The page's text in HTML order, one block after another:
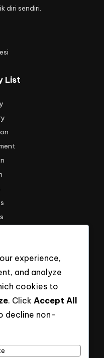
diri sendiri.
List
experience,
and analyze
cookies to
. Click Accept All
decline non-